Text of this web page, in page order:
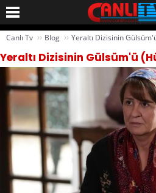
Canlı Tv ›› Blog ›› Yeraltı Dizisinin
Yeraltı Dizisinin Gülsüm'ü